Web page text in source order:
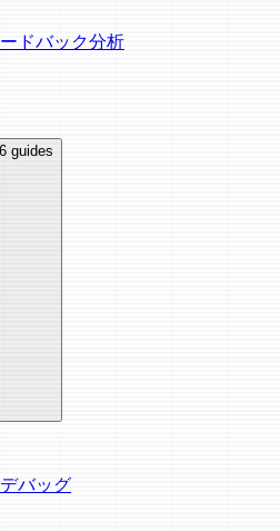
ドバック分析
guides
バッグ